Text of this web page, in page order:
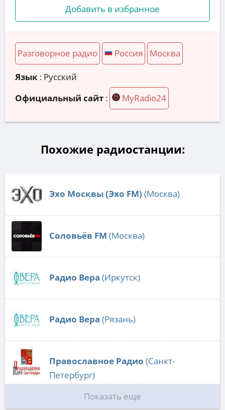
Добавить в избранное
Разговорное радио Россия Москва
Язык : Русский
Официальный сайт : MyRadio24
Похожие радиостанции:
Эхо Москвы (Эхо FM) (Москва)
Соловьёв FM (Москва)
Радио Вера (Иркутск)
Радио Вера (Рязань)
Православное Радио (Санкт-
Петербург)
Показать еще